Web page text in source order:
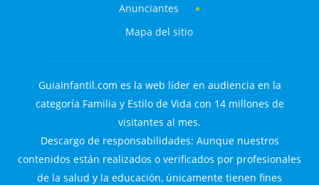
Anunciantes
Mapa del sitio
GuiaInfantil.com es la web líder en audiencia en la
categoría Familia y Estilo de Vida con 14 millones de
visitantes al mes.
Descargo de responsabilidades: Aunque nuestros
contenidos están realizados o verificados por profesionales
de la salud y la educación, únicamente tienen fines